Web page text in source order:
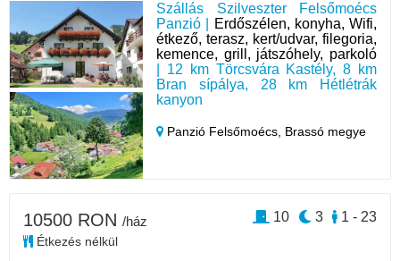
Szállás Szilveszter Felsőmoécs
Panzió |
Erdőszélen, konyha, Wifi,
étkező, terasz, kert/udvar, filegoria,
kemence, grill, játszóhely, parkoló
| 12 km Törcsvára Kastély, 8 km
Bran sípálya, 28 km Hétlétrák
kanyon
Panzió Felsőmoécs, Brassó megye
10500 RON /ház
Étkezés nélkül
1 - 23
3
10